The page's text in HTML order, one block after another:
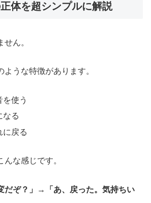
体を超シンプルに解説
ん。
うな特徴があります。
使う
なる
に戻る
な感じです。
だぞ？」→「あ、戻った。気持ちい